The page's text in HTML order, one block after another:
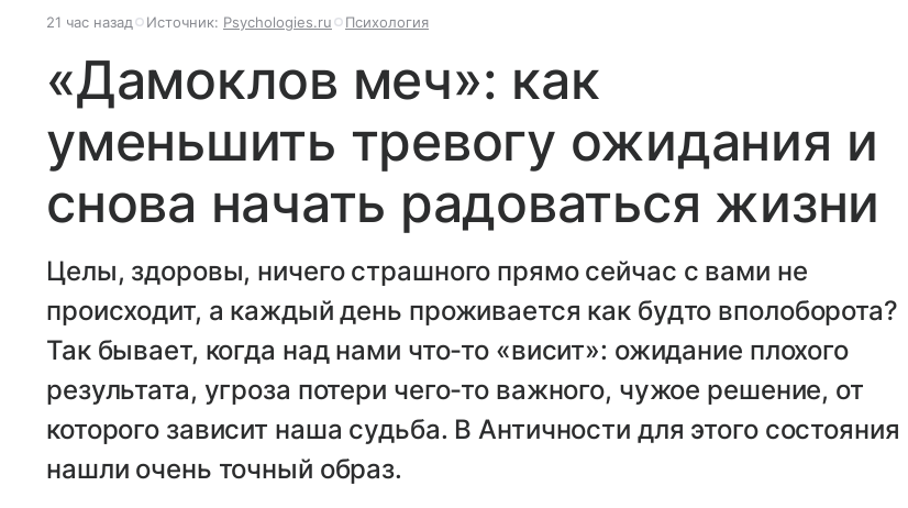
21 час назад Источник: Psychologies.ru Психология
«Дамоклов меч»: как
уменьшить тревогу ожидания и
снова начать радоваться жизни
Целы, здоровы, ничего страшного прямо сейчас с вами не
происходит, а каждый день проживается как будто вполоборота?
Так бывает, когда над нами что-то «висит»: ожидание плохого
результата, угроза потери чего-то важного, чужое решение, от
которого зависит наша судьба. В Античности для этого состояния
нашли очень точный образ.